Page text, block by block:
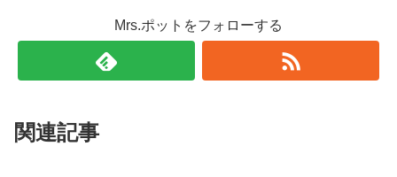
Mrs.ポットをフォローする
関連記事